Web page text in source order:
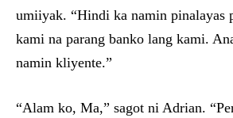
umiiyak. “Hindi ka namin pinalayas
kami na parang banko lang kami.
namin kliyente.”
“Alam ko, Ma,” sagot ni Adrian.